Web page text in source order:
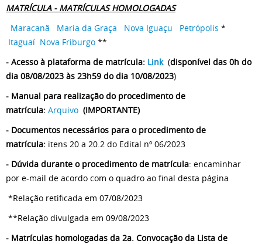
MATRÍCULA - MATRÍCULAS HOMOLOGADAS
Maracanã
Maria da Graça Nova Iguaçu Petrópolis *
Itaguaí Nova Friburgo **
- Acesso à plataforma de matrícula: Link(disponível das 0h do
dia 08/08/2023 às 23h59 do dia 10/08/2023)
- Manual para realização do procedimento de
matrícula: Arquivo (IMPORTANTE)
- Documentos necessários para o procedimento de
matrícula: itens 20 a 20.2 do Edital nº 06/2023
- Dúvida durante o procedimento de matrícula: encaminhar
por e-mail de acordo com o quadro ao final desta página
*Relação retificada em 07/08/2023
**Relação divulgada em 09/08/2023
- Matrículas homologadas da 2a. Convocação da Lista de